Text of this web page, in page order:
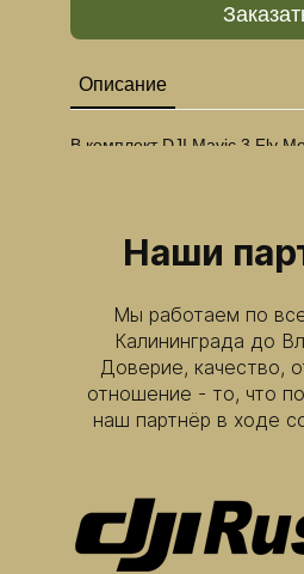
Описание
В комплект DJI Mavic 3 Fly
65 Вт, складная сумка для
малошумные пропеллеры,
по лучшей цене, чем покупка
отдельно.
1. Интеллектуальная
интеллектуальная летная
максимальное время полета
2. Концентратор зарядки
мощностью 100 Вт:
зарядки до трех.
Наши
Мы работаем по
Калининграда до
Доверие, качество,
отношение - то, что
наш партнёр в ходе